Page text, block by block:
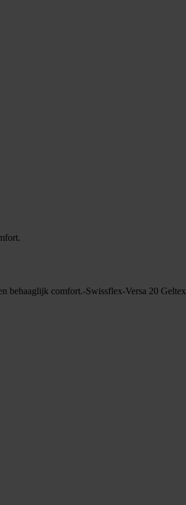
behaaglijk comfort.-Swissflex-Versa 20 Geltex